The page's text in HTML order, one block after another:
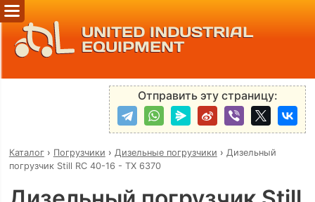
UNITED INDUSTRIAL
EQUIPMENT
Отправить эту страницу:
Каталог› Погрузчики › Дизельные погрузчики › Дизельный
погрузчик Still RC 40-16 - TX 6370